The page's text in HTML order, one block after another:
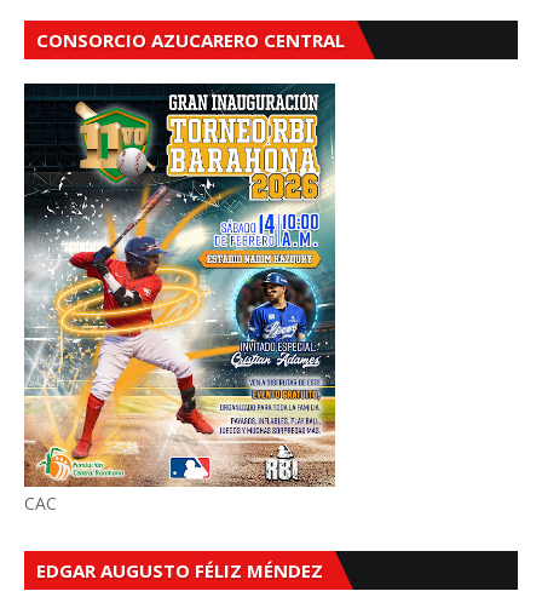
CONSORCIO AZUCARERO CENTRAL
CAC
EDGAR AUGUSTO FÉLIZ MÉNDEZ